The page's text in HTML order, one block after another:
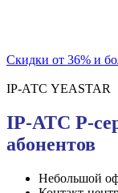
Скидки от 36% и
IP-АТС YEASTAR
IP-АТС P-
абонентов
Небольшой